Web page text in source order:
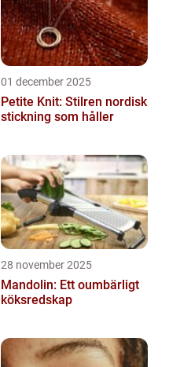
01 december 2025
Petite Knit: Stilren nordisk
stickning som håller
28 november 2025
Mandolin: Ett oumbärligt
köksredskap